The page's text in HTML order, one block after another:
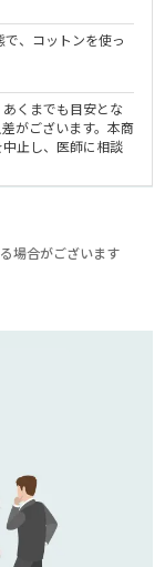
、コットンを使っ
くまでも目安とな
がございます。本商
止し、医師に相談
場合がございます